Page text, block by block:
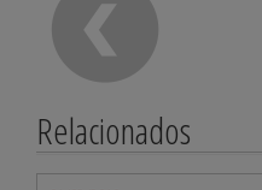
Relacionados